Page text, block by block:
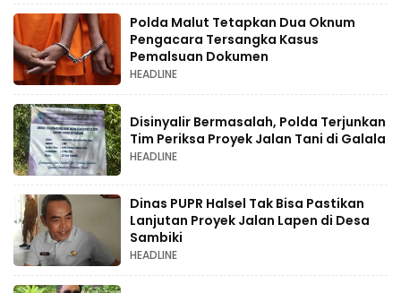
Polda Malut Tetapkan Dua Oknum
Pengacara Tersangka Kasus
Pemalsuan Dokumen
HEADLINE
Disinyalir Bermasalah, Polda Terjunkan
Tim Periksa Proyek Jalan Tani di Galala
HEADLINE
Dinas PUPR Halsel Tak Bisa Pastikan
Lanjutan Proyek Jalan Lapen di Desa
Sambiki
HEADLINE